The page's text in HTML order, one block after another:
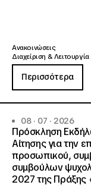
Ανακοινώσεις
Διαχείριση &
Περισσότερα
08 · 07 · 2026
Πρόσκληση
Αίτησης για την
προσωπικού,
συμβούλων
2027 της Πράξης